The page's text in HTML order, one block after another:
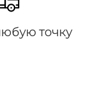
точку